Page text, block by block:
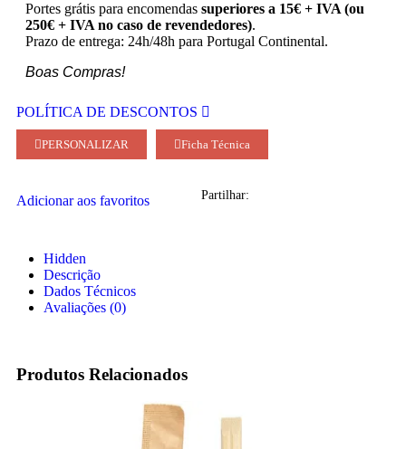
Portes grátis para encomendas superiores a 15€ + IVA (ou
250€ + IVA no caso de revendedores).
Prazo de entrega: 24h/48h para Portugal Continental.
Boas Compras!
POLÍTICA DE DESCONTOS
PERSONALIZAR Ficha Técnica
Adicionar aos favoritos Partilhar:
Hidden
Descrição
Dados Técnicos
Avaliações (0)
Produtos Relacionados